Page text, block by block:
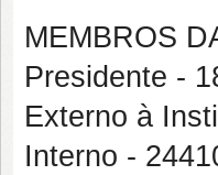
MEMBROS
Presidente -
Externo à
Interno -